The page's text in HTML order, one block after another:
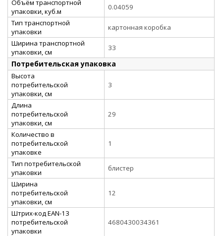
Объём транспортной
упаковки, куб.м
0.04059
Тип транспортной
упаковки
картонная коробка
Ширина транспортной
упаковки, см
33
Потребительская упаковка
Высота
потребительской
упаковки, см
3
Длина
потребительской
упаковки, см
29
Количество в
потребительской
упаковке
1
Тип потребительской
упаковки
блистер
Ширина
потребительской
упаковки, см
12
Штрих-код EAN-13
потребительской
упаковки
4680430034361